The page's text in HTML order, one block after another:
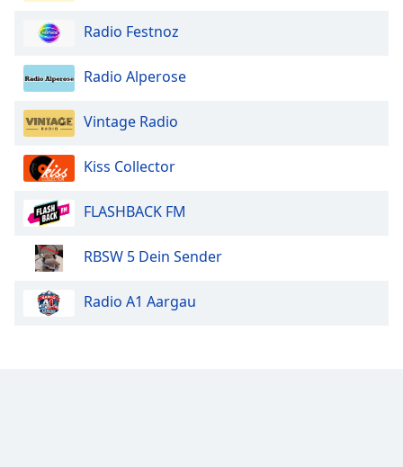
Family
Reset
Done
Close
Dialog
End
dialog
Radio Festnoz
Radio Alperose
Vintage Radio
Kiss Collector
FLASHBACK FM
RBSW 5 Dein Sender
Radio A1 Aargau